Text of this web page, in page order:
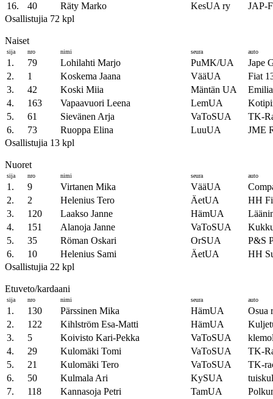
16.
40 Räty Marko KesUA ry
JAP-
Osallistujia 72 kpl
Naiset
sija nro nimi seura auto
1. 79 Lohilahti Marjo PuMK/UA
Jape
2.
1 Koskema Jaana VääUA
Fiat
3.
42 Koski Miia Mäntän UA
4.
163 Vapaavuori Leena LemUA
5.
61 Sievänen Arja VaToSUA
TK-
6.
73 Ruoppa Elina LuuUA
JME
Osallistujia 13 kpl
Nuoret
sija nro nimi seura auto
1. 9 Virtanen Mika VääUA
2.
2 Helenius Tero ÄetUA
HH
3.
120 Laakso Janne HämUA
4.
151 Alanoja Janne VaToSUA
5.
35 Röman Oskari OrSUA
P&S
6.
10 Helenius Sami ÄetUA
HH
Osallistujia 22 kpl
Etuveto/kardaani
sija nro nimi seura auto
1. 130 Pärssinen Mika HämUA
Osua
2.
122 Kihlström Esa-Matti HämUA
3.
5 Koivisto Kari-Pekka VaToSUA
4.
29 Kulomäki Tomi VaToSUA
TK-
5.
21 Kulomäki Tero VaToSUA
TK-
6.
50 Kulmala Ari KySUA
7.
118 Kannasoja Petri TamUA